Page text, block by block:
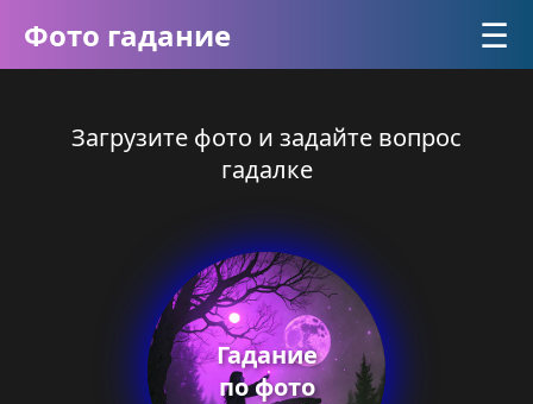
Фото гадание ☰
Загрузите фото и задайте вопрос
гадалке
Гадание
по фото